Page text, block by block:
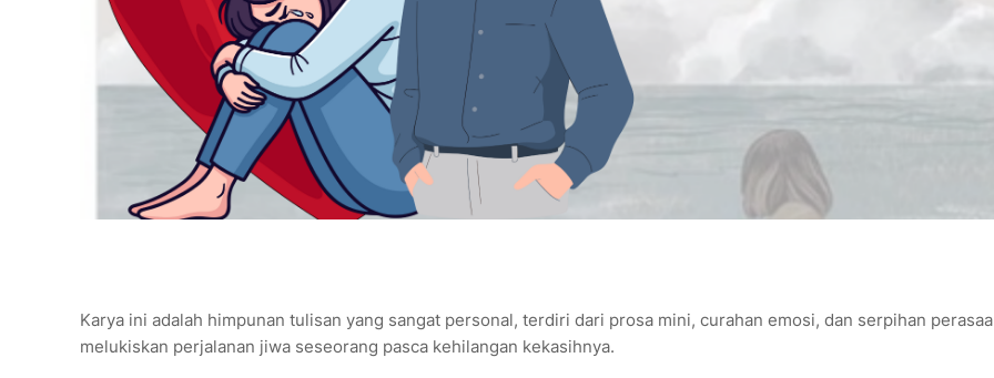
Karya ini adalah himpunan tulisan yang sangat personal, terdiri dari prosa mini, curahan emosi, dan serpihan
melukiskan perjalanan jiwa seseorang pasca kehilangan kekasihnya.